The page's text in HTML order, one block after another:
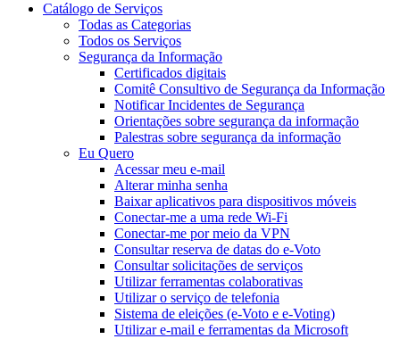
Catálogo de Serviços
Todas as Categorias
Todos os Serviços
Segurança da Informação
Certificados digitais
Comitê Consultivo de Segurança da Informação
Notificar Incidentes de Segurança
Orientações sobre segurança da informação
Palestras sobre segurança da informação
Eu Quero
Acessar meu e-mail
Alterar minha senha
Baixar aplicativos para dispositivos móveis
Conectar-me a uma rede Wi-Fi
Conectar-me por meio da VPN
Consultar reserva de datas do e-Voto
Consultar solicitações de serviços
Utilizar ferramentas colaborativas
Utilizar o serviço de telefonia
Sistema de eleições (e-Voto e e-Voting)
Utilizar e-mail e ferramentas da Microsoft